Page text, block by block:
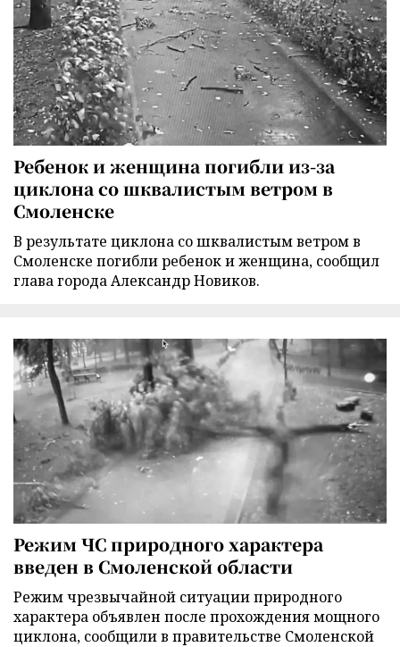
Ребенок и женщина погибли из-за
циклона со шквалистым ветром в
Смоленске
В результате циклона со шквалистым ветром в
Смоленске погибли ребенок и женщина, сообщил
глава города Александр Новиков.
Режим ЧС природного характера
введен в Смоленской области
Режим чрезвычайной ситуации природного
характера объявлен после прохождения мощного
циклона, сообщили в правительстве Смоленской